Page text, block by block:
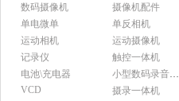
数码摄像机
摄像机配件
单电微单
单反相机
运动相机
运动摄像机
记录仪
触控一体机
电池\充电器
小型数码录音设备
VCD
摄录一体机